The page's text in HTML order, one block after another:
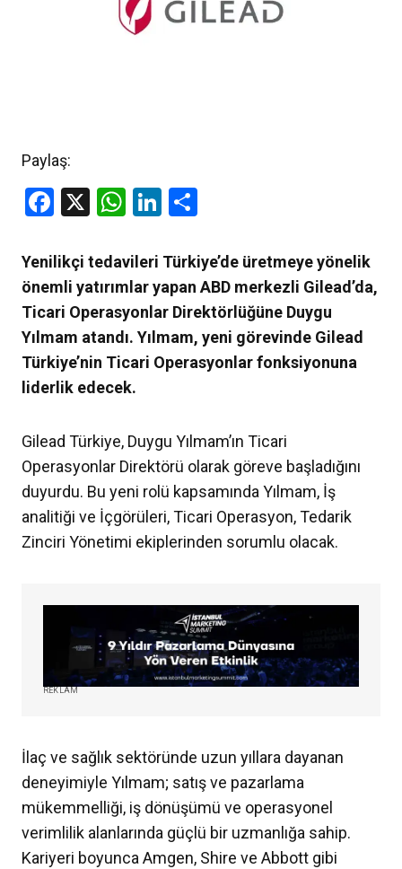
Paylaş:
Facebook
X WhatsApp
LinkedIn
Yenilikçi tedavileri Türkiye’de üretmeye yönelik
önemli yatırımlar yapan ABD merkezli Gilead’da,
Ticari Operasyonlar Direktörlüğüne Duygu
Yılmam atandı. Yılmam, yeni görevinde Gilead
Türkiye’nin Ticari Operasyonlar fonksiyonuna
liderlik edecek.
Gilead Türkiye, Duygu Yılmam’ın Ticari
Operasyonlar Direktörü olarak göreve başladığını
duyurdu. Bu yeni rolü kapsamında Yılmam, İş
analitiği ve İçgörüleri, Ticari Operasyon, Tedarik
Zinciri Yönetimi ekiplerinden sorumlu olacak.
REKLAM
İlaç ve sağlık sektöründe uzun yıllara dayanan
deneyimiyle Yılmam; satış ve pazarlama
mükemmelliği, iş dönüşümü ve operasyonel
verimlilik alanlarında güçlü bir uzmanlığa sahip.
Kariyeri boyunca Amgen, Shire ve Abbott gibi